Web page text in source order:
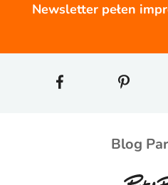
Newsletter pełen
Blog